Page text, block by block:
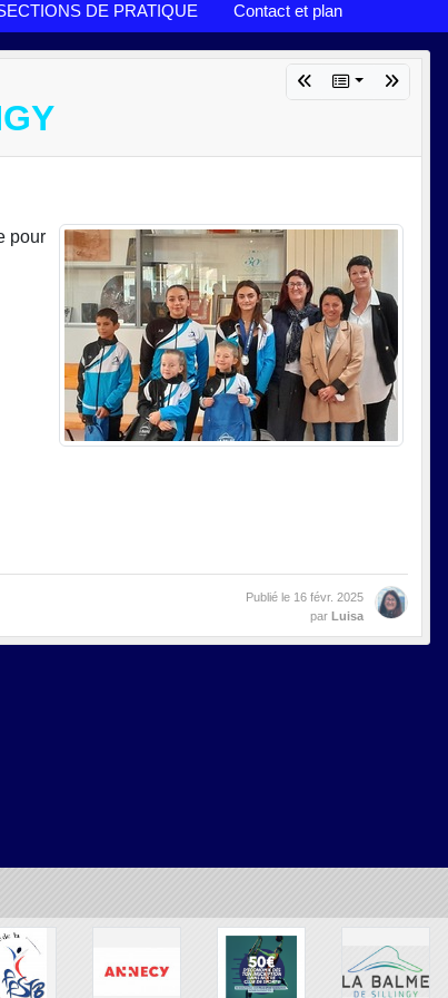
DE PRATIQUE Contact et plan
pour
Publié le 16 févr. 2025
par
Luisa